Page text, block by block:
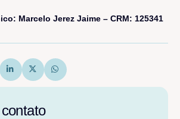
Marcelo Jerez Jaime – CRM: 125341